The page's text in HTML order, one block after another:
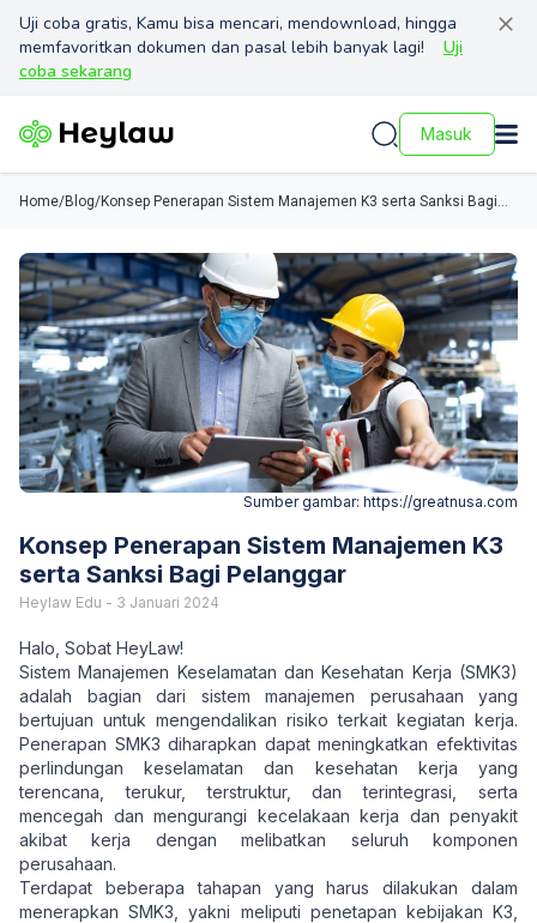
Uji coba gratis, Kamu bisa mencari, mendownload, hingga
memfavoritkan dokumen dan pasal lebih banyak lagi!
Uji
coba sekarang
Masuk
Home/Blog/Konsep Penerapan Sistem Manajemen K3 serta Sanksi Bagi
Sumber gambar: https://greatnusa.com
Konsep Penerapan Sistem Manajemen K3
serta Sanksi Bagi Pelanggar
Heylaw Edu - 3 Januari 2024
Halo, Sobat HeyLaw!
Sistem Manajemen Keselamatan dan Kesehatan Kerja (SMK3)
adalah bagian dari sistem manajemen perusahaan yang
bertujuan untuk mengendalikan risiko terkait kegiatan kerja.
Penerapan SMK3 diharapkan dapat meningkatkan efektivitas
perlindungan keselamatan dan kesehatan kerja yang
terencana, terukur, terstruktur, dan terintegrasi, serta
mencegah dan mengurangi kecelakaan kerja dan penyakit
akibat kerja dengan melibatkan seluruh komponen
perusahaan.
Terdapat beberapa tahapan yang harus dilakukan dalam
menerapkan SMK3, yakni meliputi penetapan kebijakan K3,